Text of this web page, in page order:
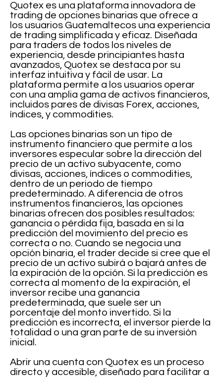
Quotex es una plataforma innovadora de
trading de opciones binarias que ofrece a
los usuarios Guatemaltecos una experiencia
de trading simplificada y eficaz. Diseñada
para traders de todos los niveles de
experiencia, desde principiantes hasta
avanzados, Quotex se destaca por su
interfaz intuitiva y fácil de usar. La
plataforma permite a los usuarios operar
con una amplia gama de activos financieros,
incluidos pares de divisas Forex, acciones,
índices, y commodities.
Las opciones binarias son un tipo de
instrumento financiero que permite a los
inversores especular sobre la dirección del
precio de un activo subyacente, como
divisas, acciones, índices o commodities,
dentro de un periodo de tiempo
predeterminado. A diferencia de otros
instrumentos financieros, las opciones
binarias ofrecen dos posibles resultados:
ganancia o pérdida fija, basada en si la
predicción del movimiento del precio es
correcta o no. Cuando se negocia una
opción binaria, el trader decide si cree que el
precio de un activo subirá o bajará antes de
la expiración de la opción. Si la predicción es
correcta al momento de la expiración, el
inversor recibe una ganancia
predeterminada, que suele ser un
porcentaje del monto invertido. Si la
predicción es incorrecta, el inversor pierde la
totalidad o una gran parte de su inversión
inicial.
Abrir una cuenta con Quotex es un proceso
directo y accesible, diseñado para facilitar a